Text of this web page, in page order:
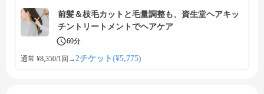
前髪＆枝毛カットと毛量調整も、資生堂ヘアキッ
チントリートメントでヘアケア
60分
通常 ¥8,350/1回 →2チケット(¥5,775)